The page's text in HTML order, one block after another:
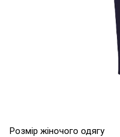
Розмір жіночого одягу